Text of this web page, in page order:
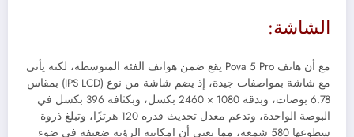
الشاشة:
مع أن هاتف Pova 5 Pro يقع ضمن هواتف الفئة المتوسطة، لكنه يأتي
مع شاشة بمواصفات جيدة، إذ يضم شاشة من نوع (IPS LCD) بمقاس
6.78 بوصات، وبدقة 1080 × 2460 بكسل، وبكثافة 396 بكسل في
البوصة الواحدة، وتدعم معدل تحديث قدره 120 هرتزًا، وتبلغ ذروة
سطوعها 580 شمعة، مما يعني أن إمكانية الرؤية ضعيفة في ضوء